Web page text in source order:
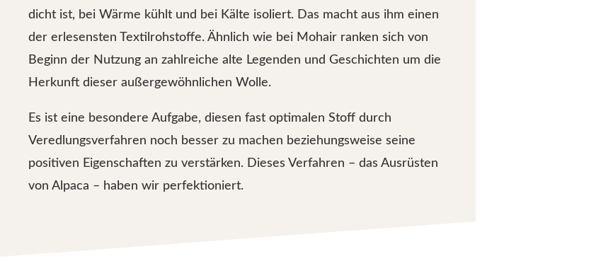
dicht ist, bei Wärme kühlt und bei Kälte isoliert. Das macht aus ihm einen
der erlesensten Textilrohstoffe. Ähnlich wie bei Mohair ranken sich von
Beginn der Nutzung an zahlreiche alte Legenden und Geschichten um die
Herkunft dieser außergewöhnlichen Wolle.
Es ist eine besondere Aufgabe, diesen fast optimalen Stoff durch
Veredlungsverfahren noch besser zu machen beziehungsweise seine
positiven Eigenschaften zu verstärken. Dieses Verfahren – das Ausrüsten
von Alpaca – haben wir perfektioniert.